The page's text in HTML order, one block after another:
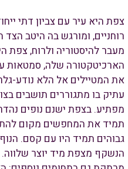
צפת היא עיר עם צביון דתי
רוחניים, ומורגש בה היטב
מעבר להיסטוריה ולרוח, צפת
הארכיטקטורה שלה, סמטאות
את המטיילים אל הלא נודע-
עתיק בו מתגוררים תושבים
מפתיע. בצפת ישנם נופים
תמיד את המחפשים מקום
גבוהים תמיד היו עם קסם.
הנשקף מצפת מיד יוצר